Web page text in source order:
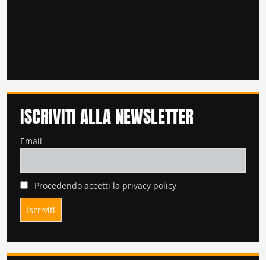
ISCRIVITI ALLA NEWSLETTER
Email
Procedendo accetti la privacy policy